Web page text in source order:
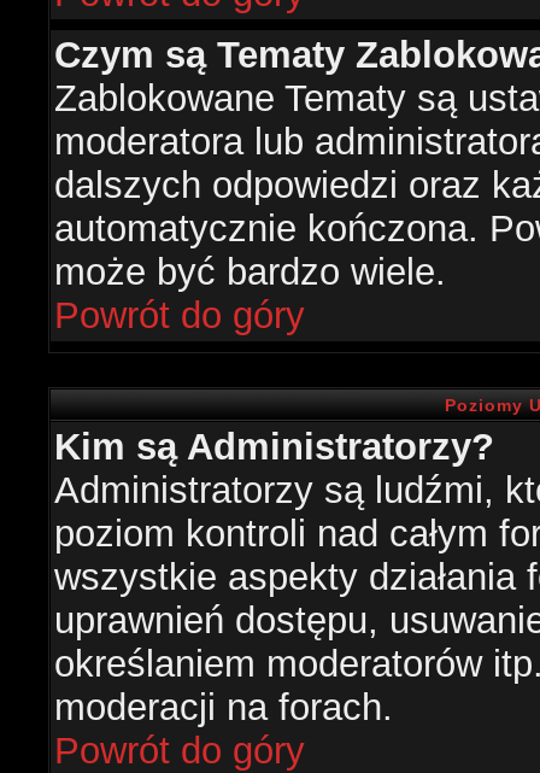
Czym są Tematy
Zablokowane Tematy są
moderatora lub
dalszych odpowiedzi oraz
automatycznie kończona.
może być bardzo wiele.
Powrót do góry
Poziomy
Kim są Administratorzy?
Administratorzy są ludźmi,
poziom kontroli nad całym
wszystkie aspekty działania
uprawnień dostępu,
określaniem moderatorów
moderacji na forach.
Powrót do góry